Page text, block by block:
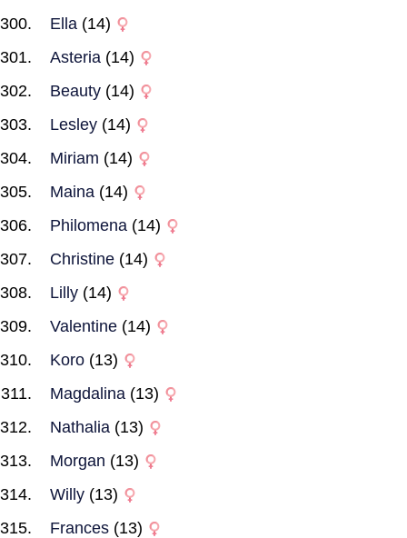
Ella (14)
Asteria (14)
Beauty (14)
Lesley (14)
Miriam (14)
Maina (14)
Philomena (14)
Christine (14)
Lilly (14)
Valentine (14)
Koro (13)
Magdalina (13)
Nathalia (13)
Morgan (13)
Willy (13)
Frances (13)